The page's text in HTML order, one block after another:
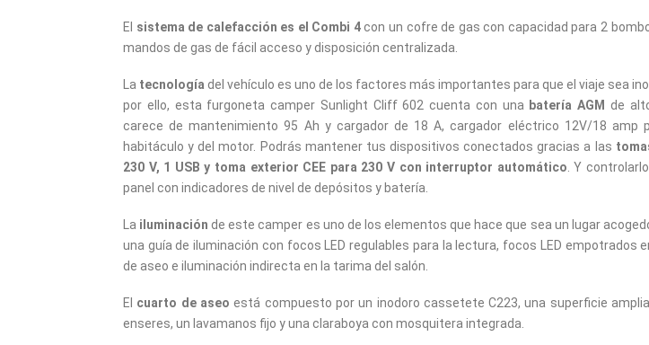
El sistema de calefacción es el Combi 4con un cofre de gas con capacidad para 2
mandos de gas de fácil acceso y disposición centralizada.
La tecnología del vehículo es uno de los factores más importantes para que el viaje sea
por ello, esta furgoneta camper Sunlight Cliff 602 cuenta con una batería AGM
de
carece de mantenimiento 95 Ah y cargador de 18 A, cargador eléctrico 12V/18 amp
habitáculo y del motor. Podrás mantener tus dispositivos conectados gracias a las
230 V, 1 USB y toma exterior CEE para 230 V con interruptor automático . Y
panel con indicadores de nivel de depósitos y batería.
La iluminación de este camper es uno de los elementos que hace que sea un lugar
una guía de iluminación con focos LED regulables para la lectura, focos LED empotrados
de aseo e iluminación indirecta en la tarima del salón.
El cuarto de aseo está compuesto por un inodoro cassetete C223, una superficie
enseres, un lavamanos fijo y una claraboya con mosquitera integrada.